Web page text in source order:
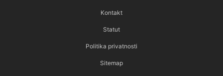
Kontakt
Statut
Politika privatnosti
Sitemap